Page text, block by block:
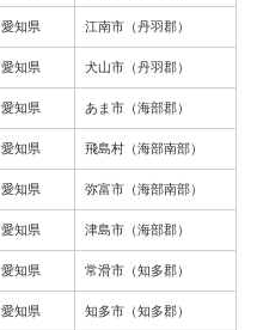
愛知県 江南市（丹羽郡）
愛知県 犬山市（丹羽郡）
愛知県 あま市（海部郡）
愛知県 飛島村（海部南部）
愛知県 弥富市（海部南部）
愛知県 津島市（海部郡）
愛知県 常滑市（知多郡）
愛知県 知多市（知多郡）